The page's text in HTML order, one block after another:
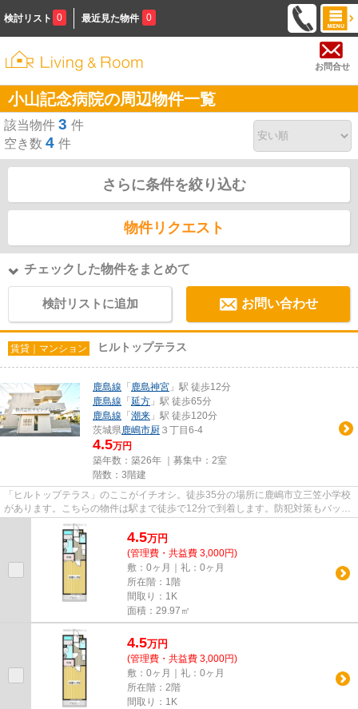
検討リスト 0 最近見た物件 0
お問合せ
小山記念病院の周辺物件一覧
該当物件 3 件
空き数 4 件
さらに条件を絞り込む
物件リクエスト
チェックした物件をまとめて
検討リストに追加 お問い合わせ
賃貸｜マンション ヒルトップテラス
鹿島線 「 鹿島神宮 」駅 徒歩12分
鹿島線 「 延方 」駅 徒歩65分
鹿島線 「 潮来 」駅 徒歩120分
茨城県鹿嶋市厨 ３丁目6-4
4.5万円
築年数：築26年 ｜募集中： 2室
階数：3階建
「ヒルトップテラス」のここがイチオシ。徒歩35分の場所に鹿嶋市立三笠小学校
があります。こちらの物件は駅まで徒歩で12分で到着します。防犯対策もバッチ
リなマンションタイプの物件...
4.5万円
(管理費・共益費 3,000円)
敷：0ヶ月｜礼：0ヶ月
所在階：1階
間取り：1K
面積：29.97㎡
4.5万円
(管理費・共益費 3,000円)
敷：0ヶ月｜礼：0ヶ月
所在階：2階
間取り：1K